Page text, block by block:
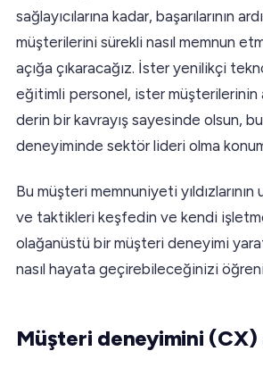
sağlayıcılarına kadar, başarılarının
müşterilerini sürekli nasıl memnun
açığa çıkaracağız. İster yenilikçi
eğitimli personel, ister müşterilerinin
derin bir kavrayış sayesinde olsun,
deneyiminde sektör lideri olma
Bu müşteri memnuniyeti yıldızlarının
ve taktikleri keşfedin ve kendi
olağanüstü bir müşteri deneyimi
nasıl hayata geçirebileceğinizi
Müşteri deneyimini (CX)